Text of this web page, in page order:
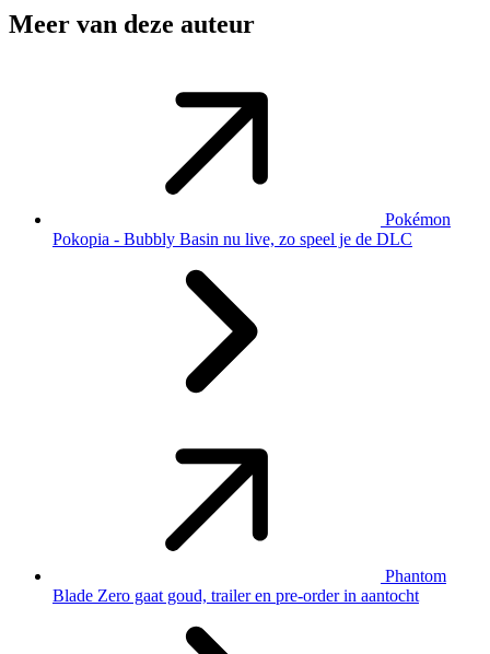
Meer van deze auteur
Pokémon
Pokopia - Bubbly Basin nu live, zo speel je de DLC
Phantom
Blade Zero gaat goud, trailer en pre-order in aantocht